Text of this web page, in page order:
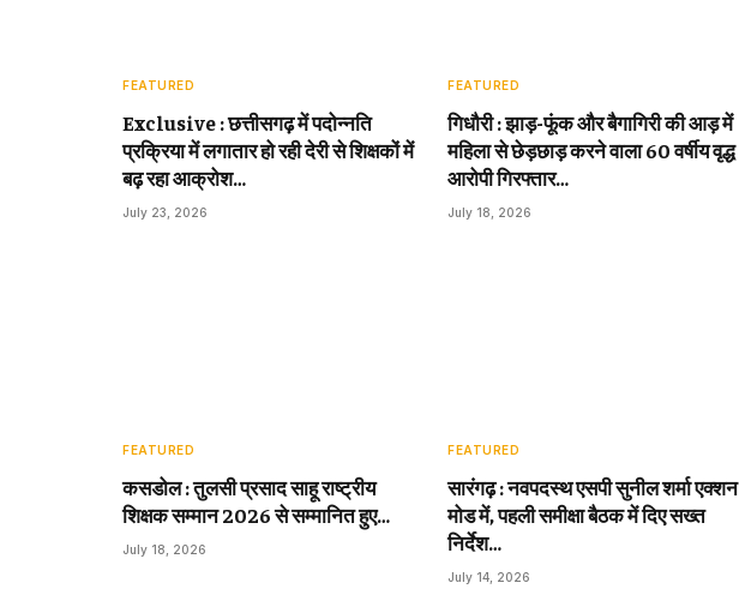
FEATURED
Exclusive : छत्तीसगढ़ में पदोन्नति
प्रक्रिया में लगातार हो रही देरी से शिक्षकों में
बढ़ रहा आक्रोश…
July 23, 2026
FEATURED
गिधौरी : झाड़-फूंक और बैगागिरी की आड़ में
महिला से छेड़छाड़ करने वाला 60 वर्षीय वृद्ध
आरोपी गिरफ्तार…
July 18, 2026
FEATURED
कसडोल : तुलसी प्रसाद साहू राष्ट्रीय
शिक्षक सम्मान 2026 से सम्मानित हुए…
July 18, 2026
FEATURED
सारंगढ़ : नवपदस्थ एसपी सुनील शर्मा एक्शन
मोड में, पहली समीक्षा बैठक में दिए सख्त
निर्देश…
July 14, 2026